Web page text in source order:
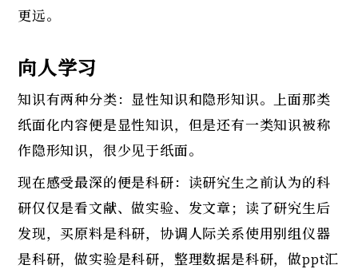
更远。
向人学习
知识有两种分类：显性知识和隐形知识。上面那类
纸面化内容便是显性知识，但是还有一类知识被称
作隐形知识，很少见于纸面。
现在感受最深的便是科研：读研究生之前认为的科
研仅仅是看文献、做实验、发文章；读了研究生后
发现，买原料是科研，协调人际关系使用别组仪器
是科研，做实验是科研，整理数据是科研，做ppt汇